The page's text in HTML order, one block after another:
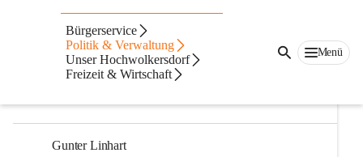
Bürgerservice
Politik & Verwaltung
Unser Hochwolkersdorf
Freizeit & Wirtschaft
Menü
Gemeinderat
Bianca Fürst, MA
Bürgermeisterin, HOCH
Gunter Linhart